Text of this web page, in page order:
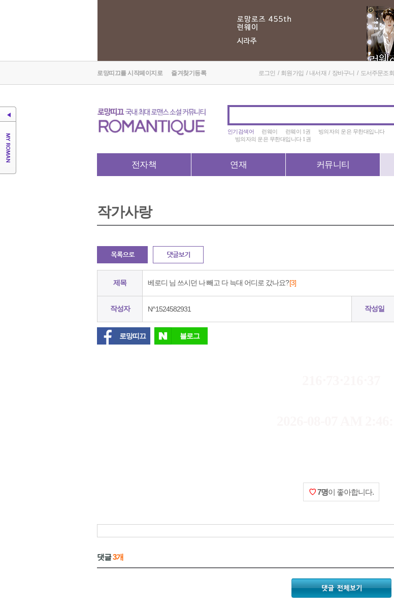
로망띠끄를 시작페이지로 즐겨찾기등록 로그인 / 회원가입 / 내서재 / 장바구니 / 도서주문조회
인기검색어 런웨이 런웨이 1권
빙의자의 운은 무한대입니다
빙의자의 운은 무한대입니다 1권
전자책 연재 커뮤니티
작가사랑
제목 베로디 님 쓰시던 나 빼고 다 늑대 어디로 갔나요?[3]
작성자 N^1524582931 작성일
로망띠끄 블로그
216⋅73⋅216⋅37
♡7명이 좋아합니다.
댓글3개